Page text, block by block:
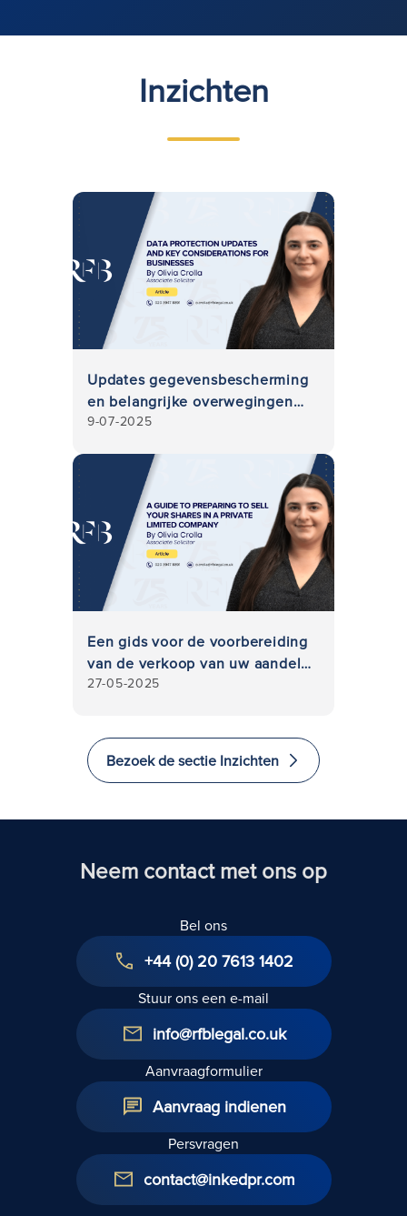
Inzichten
Updates gegevensbescherming
en belangrijke overwegingen
voor bedrijven
9-07-2025
Een gids voor de voorbereiding
van de verkoop van uw aandelen
in een besloten vennootschap,
27-05-2025
Bezoek de sectie Inzichten
Neem contact met ons op
Bel ons
+44 (0) 20 7613 1402
Stuur ons een e-mail
info@rfblegal.co.uk
Aanvraagformulier
Aanvraag indienen
Persvragen
contact@inkedpr.com